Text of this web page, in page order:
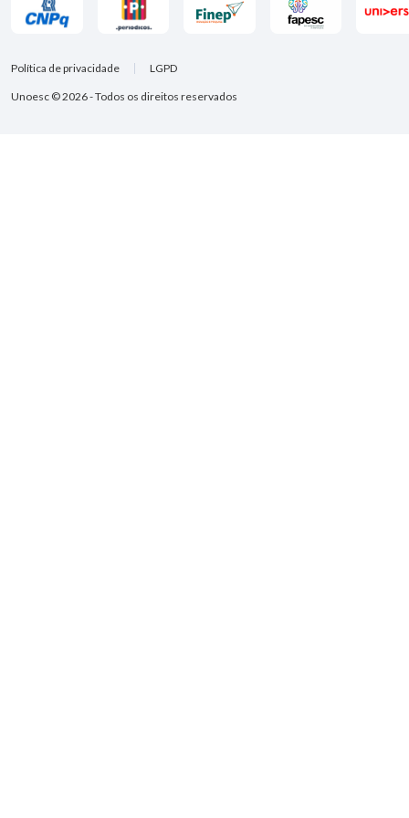
Unoesc © 2026 - Todos os direitos reservados
Política de privacidade LGPD